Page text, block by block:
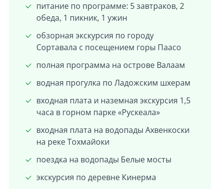
питание по программе: 5 завтраков, 2
обеда, 1 пикник, 1 ужин
обзорная экскурсия по городу
Сортавала с посещением горы Паасо
полная программа на острове Валаам
водная прогулка по Ладожским шхерам
входная плата и наземная экскурсия 1,5
часа в горном парке «Рускеала»
входная плата на водопады Ахвенкоски
на реке Тохмайоки
поездка на водопады Белые мосты
экскурсия по деревне Кинерма